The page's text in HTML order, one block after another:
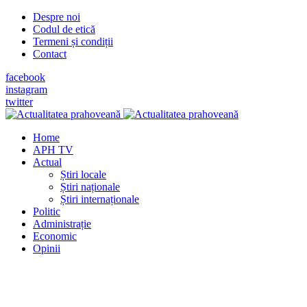
Despre noi
Codul de etică
Termeni și condiții
Contact
facebook
instagram
twitter
Home
APH TV
Actual
Știri locale
Știri naționale
Știri internaționale
Politic
Administrație
Economic
Opinii